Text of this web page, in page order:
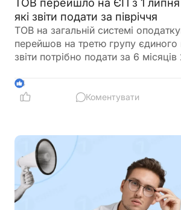
ТОВ перейшло на ЄП з 1
які звіти подати за півріччя
ТОВ на загальній системі
перейшов на третю групу єдиного
звіти потрібно подати за 6
4
Коментувати